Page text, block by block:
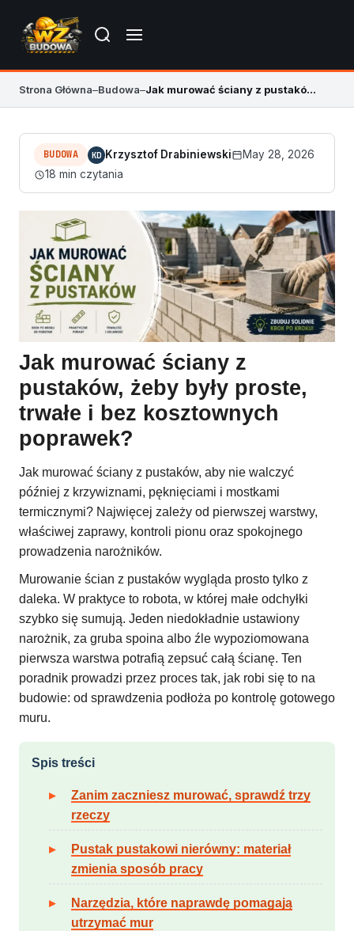
Strona Główna–Budowa– Jak murować ściany z pustaków? Poradnik krok po kroku
BUDOWA KD Krzysztof Drabiniewski
May 28, 2026
18 min czytania
Jak murować ściany z
pustaków, żeby były proste,
trwałe i bez kosztownych
poprawek?
Jak murować ściany z pustaków, aby nie walczyć
później z krzywiznami, pęknięciami i mostkami
termicznymi? Najwięcej zależy od pierwszej warstwy,
właściwej zaprawy, kontroli pionu oraz spokojnego
prowadzenia narożników.
Murowanie ścian z pustaków wygląda prosto tylko z
daleka. W praktyce to robota, w której małe odchyłki
szybko się sumują. Jeden niedokładnie ustawiony
narożnik, za gruba spoina albo źle wypoziomowana
pierwsza warstwa potrafią zepsuć całą ścianę. Ten
poradnik prowadzi przez proces tak, jak robi się to na
budowie: od sprawdzenia podłoża po kontrolę gotowego
muru.
Spis treści
Zanim zaczniesz murować, sprawdź trzy
rzeczy
Pustak pustakowi nierówny: materiał
zmienia sposób pracy
Narzędzia, które naprawdę pomagają
utrzymać mur